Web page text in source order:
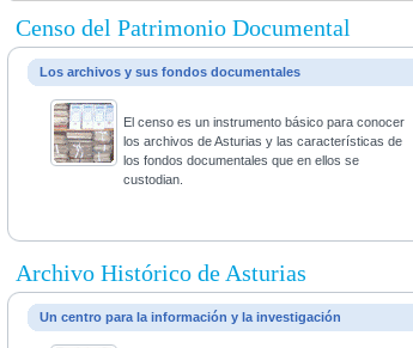
Censo del Patrimonio Documental
Los archivos y sus fondos documentales
El censo es un instrumento básico para conocer
los archivos de Asturias y las características de
los fondos documentales que en ellos se
custodian.
Archivo Histórico de Asturias
Un centro para la información y la investigación